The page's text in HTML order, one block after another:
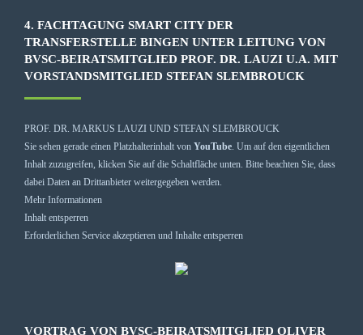
4. FACHTAGUNG SMART CITY DER
TRANSFERSTELLE BINGEN UNTER LEITUNG VON
BVSC-BEIRATSMITGLIED PROF. DR. LAUZI U.A. MIT
VORSTANDSMITGLIED STEFAN SLEMBROUCK
PROF. DR. MARKUS LAUZI UND STEFAN SLEMBROUCK
Sie sehen gerade einen Platzhalterinhalt von YouTube . Um auf den eigentlichen
Inhalt zuzugreifen, klicken Sie auf die Schaltfläche unten. Bitte beachten Sie, dass
dabei Daten an Drittanbieter weitergegeben werden.
Mehr Informationen
Inhalt entsperren
Erforderlichen Service akzeptieren und Inhalte entsperren
VORTRAG VON BVSC-BEIRATSMITGLIED OLIVER